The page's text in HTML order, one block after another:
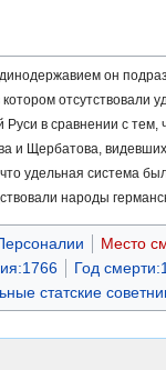
он
котором отсутствовали
Руси в сравнении с
и Щербатова, видевших
удельная система
народы
Место
Год
статские